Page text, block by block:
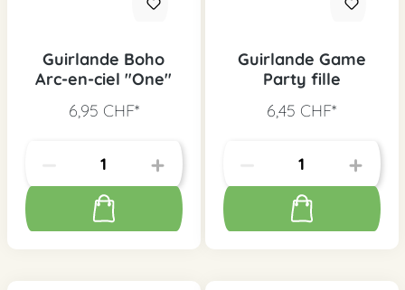
Guirlande Boho
Arc-en-ciel "One"
6,95 CHF*
Guirlande Game
Party fille
6,45 CHF*